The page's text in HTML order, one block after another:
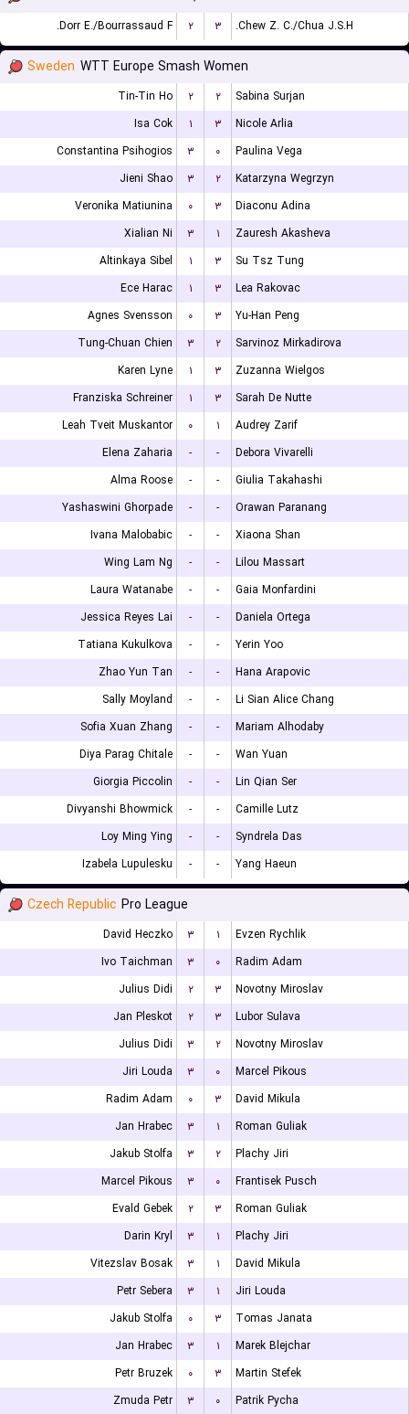
Dorr E./Bourrassaud F. ۲ ۳ Chew Z. C./Chua J.S.H.
Sweden WTT Europe Smash Women
Tin-Tin Ho ۲ ۲
Sabina Surjan
Isa Cok
۱ ۳
Nicole Arlia
Constantina Psihogios
۳ ۰
Paulina Vega
Jieni Shao
۳ ۲
Katarzyna Wegrzyn
Veronika Matiunina
۰ ۳
Diaconu Adina
Xialian Ni
۳ ۱
Zauresh Akasheva
Altinkaya Sibel
۱ ۳
Su Tsz Tung
Ece Harac
۱ ۳
Lea Rakovac
Agnes Svensson
۰ ۳
Yu-Han Peng
Tung-Chuan Chien
۳ ۲
Sarvinoz Mirkadirova
Karen Lyne
۱ ۳
Zuzanna Wielgos
Franziska Schreiner
۱ ۳
Sarah De Nutte
Leah Tveit Muskantor
۰ ۱
Audrey Zarif
Elena Zaharia
- -
Debora Vivarelli
Alma Roose
- -
Giulia Takahashi
Yashaswini Ghorpade
- -
Orawan Paranang
Ivana Malobabic
- -
Xiaona Shan
Wing Lam Ng
- -
Lilou Massart
Laura Watanabe
- -
Gaia Monfardini
Jessica Reyes Lai
- -
Daniela Ortega
Tatiana Kukulkova
- -
Yerin Yoo
Zhao Yun Tan
- -
Hana Arapovic
Sally Moyland
- -
Li Sian Alice Chang
Sofia Xuan Zhang
- -
Mariam Alhodaby
Diya Parag Chitale
- -
Wan Yuan
Giorgia Piccolin
- -
Lin Qian Ser
Divyanshi Bhowmick
- -
Camille Lutz
Loy Ming Ying
- -
Syndrela Das
Izabela Lupulesku
- - Yang Haeun
Czech Republic Pro League
David Heczko ۳ ۱
Evzen Rychlik
Ivo Taichman
۳ ۰
Radim Adam
Julius Didi
۲ ۳
Novotny Miroslav
Jan Pleskot
۲ ۳
Lubor Sulava
Julius Didi
۳ ۲
Novotny Miroslav
Jiri Louda
۳ ۰
Marcel Pikous
Radim Adam
۰ ۳
David Mikula
Jan Hrabec
۳ ۱
Roman Guliak
Jakub Stolfa
۳ ۲
Plachy Jiri
Marcel Pikous
۳ ۰
Frantisek Pusch
Evald Gebek
۲ ۳
Roman Guliak
Darin Kryl
۳ ۱
Plachy Jiri
Vitezslav Bosak
۳ ۱
David Mikula
Petr Sebera
۳ ۱
Jiri Louda
Jakub Stolfa
۰ ۳
Tomas Janata
Jan Hrabec
۳ ۱
Marek Blejchar
Petr Bruzek
۰ ۳
Martin Stefek
Zmuda Petr
۳ ۰
Patrik Pycha